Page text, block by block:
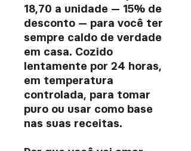
18,70 a unidade — 15% de
desconto — para você ter
sempre caldo de verdade
em casa. Cozido
lentamente por 24 horas,
em temperatura
controlada, para tomar
puro ou usar como base
nas suas receitas.